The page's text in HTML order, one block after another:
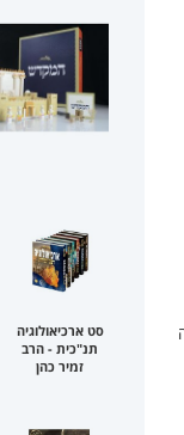
סט ארכיאולוגיה
תנ"כית - הרב
זמיר כהן